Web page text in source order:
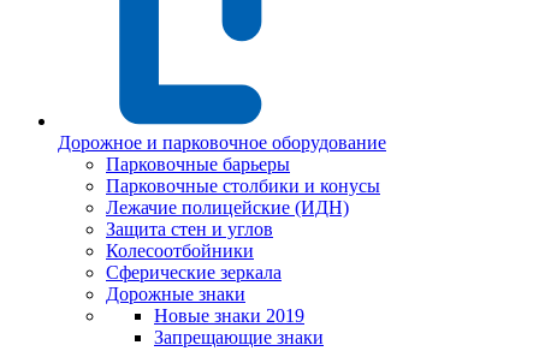
Дорожное и парковочное оборудование
Парковочные барьеры
Парковочные столбики и конусы
Лежачие полицейские (ИДН)
Защита стен и углов
Колесоотбойники
Сферические зеркала
Дорожные знаки
Новые знаки 2019
Запрещающие знаки